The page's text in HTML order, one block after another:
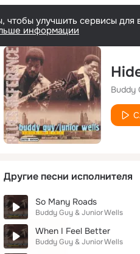
улучшить сервисы для
информации
Buddy
Другие песни исполнителя
So Many Roads
Buddy Guy & Junior Wells
When I Feel Better
Buddy Guy & Junior Wells